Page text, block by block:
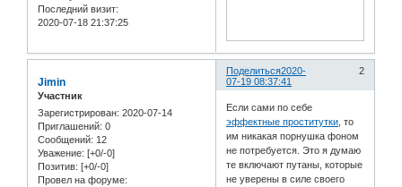
Последний визит:
2020-07-18 21:37:25
Поделиться 2
2020-
07-19 08:37:41
Jimin
Участник
Зарегистрирован: 2020-07-14
Приглашений: 0
Сообщений: 12
Уважение: [+0/-0]
Позитив: [+0/-0]
Провел на форуме:
Если сами по себе
эффектные проститутки , то
им никакая порнушка фоном
не потребуется. Это я думаю
те включают путаны, которые
не уверены в силе своего